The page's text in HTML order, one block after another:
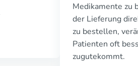
Medikamente zu
der Lieferung
zu bestellen,
Patienten oft
zugutekommt.